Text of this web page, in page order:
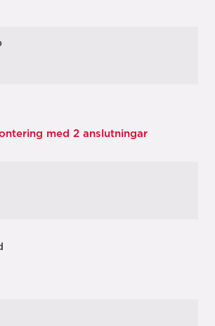
med 2 anslutningar